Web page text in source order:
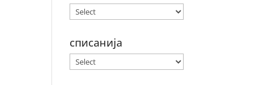
списанија